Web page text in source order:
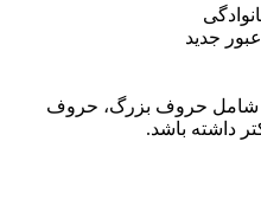
جدید
شامل حروف بزرگ، حروف